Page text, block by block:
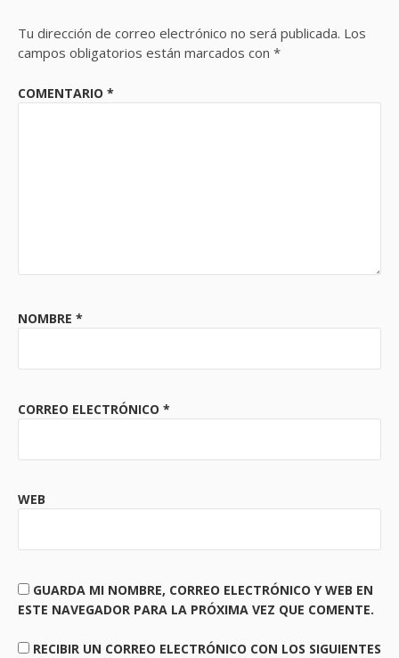
Tu dirección de correo electrónico no será publicada. Los
campos obligatorios están marcados con *
COMENTARIO *
NOMBRE *
CORREO ELECTRÓNICO *
WEB
GUARDA MI NOMBRE, CORREO ELECTRÓNICO Y WEB EN
ESTE NAVEGADOR PARA LA PRÓXIMA VEZ QUE COMENTE.
RECIBIR UN CORREO ELECTRÓNICO CON LOS SIGUIENTES